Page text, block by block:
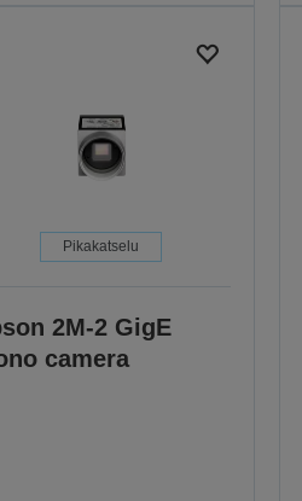
Pikakatselu
2M-2 GigE
camera